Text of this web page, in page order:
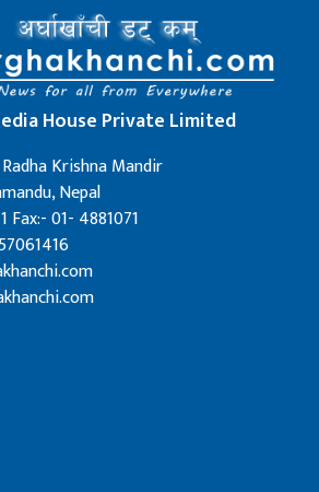
House Private Limited
Krishna Mandir
Nepal
Fax:- 01- 4881071